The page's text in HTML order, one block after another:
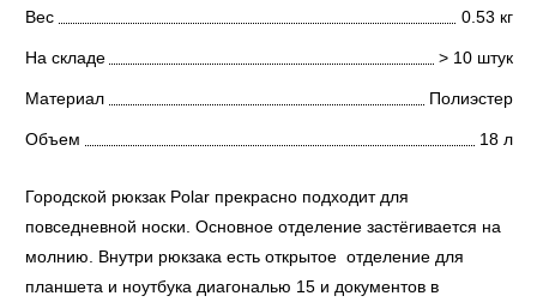
Вес 0.53 кг
На складе > 10 штук
Материал Полиэстер
Объем 18 л
Городской рюкзак Polar прекрасно подходит для
повседневной носки. Основное отделение застёгивается на
молнию. Внутри рюкзака есть открытое отделение для
планшета и ноутбука диагональю 15 и документов в